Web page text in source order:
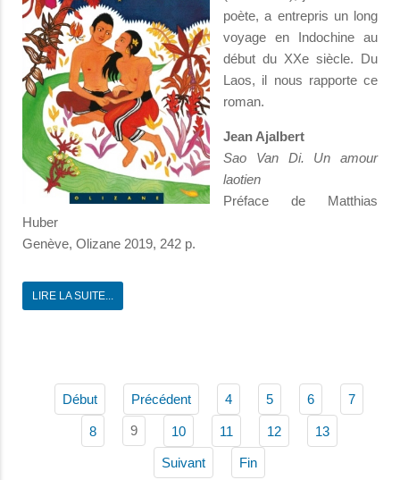
poète, a entrepris un long
voyage en Indochine au
début du XXe siècle. Du
Laos, il nous rapporte ce
roman.
Jean Ajalbert
Sao Van Di. Un amour
laotien
Préface de Matthias
Huber
Genève, Olizane 2019, 242 p.
LIRE LA SUITE...
Début Précédent 4 5 6 7
8 9 10 11 12 13
Suivant Fin